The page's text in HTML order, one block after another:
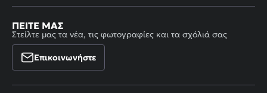
ΠΕΊΤΕ ΜΑΣ
Στείλτε μας τα νέα, τις φωτογραφίες και τα σχόλιά σας
Επικοινωνήστε